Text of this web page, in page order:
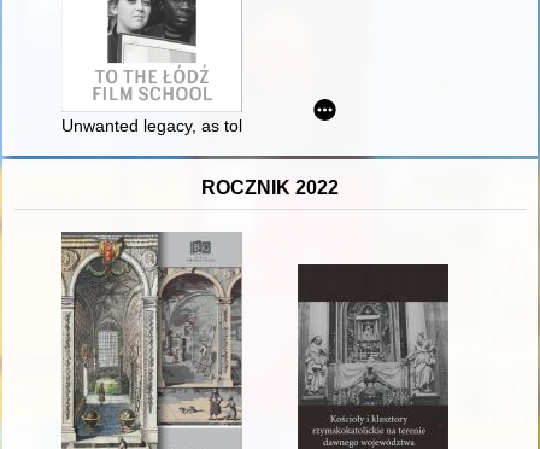
Unwanted legacy, as told by its witnesses : Arab students in
ROCZNIK 2022